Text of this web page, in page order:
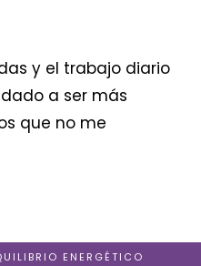
y el trabajo diario
a ser más
que no me
ENERGÉTICO